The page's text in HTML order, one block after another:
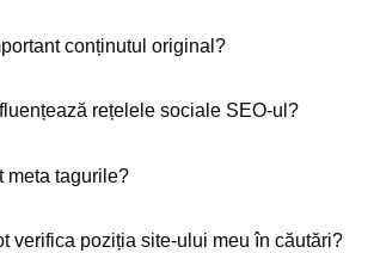
conținutul original?
rețelele sociale SEO-ul?
meta tagurile?
verifica poziția site-ului meu în căutări?